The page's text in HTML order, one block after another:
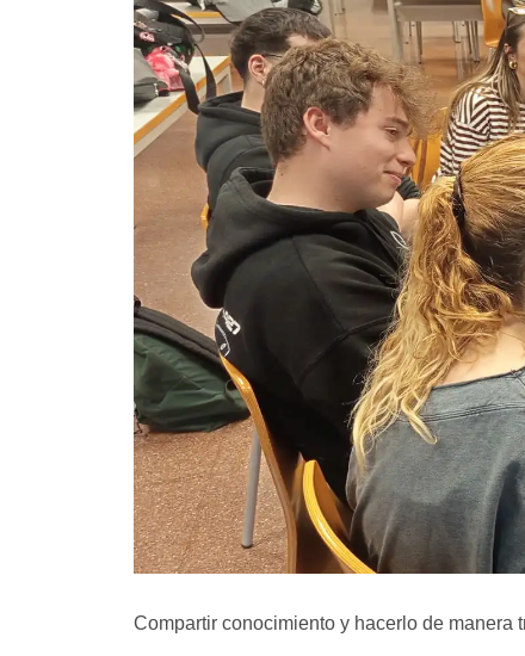
Compartir conocimiento y hacerlo de